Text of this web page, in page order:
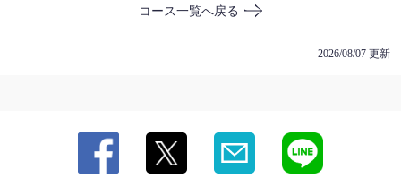
コース一覧へ戻る
2026/08/07 更新